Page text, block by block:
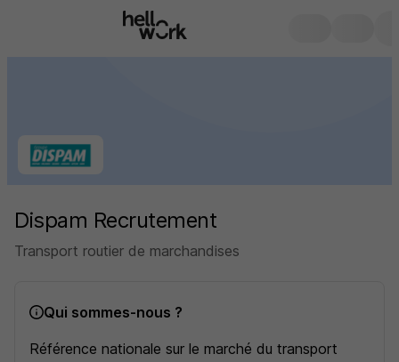
Dispam Recrutement
Transport routier de marchandises
Qui sommes-nous ?
Référence nationale sur le marché du transport